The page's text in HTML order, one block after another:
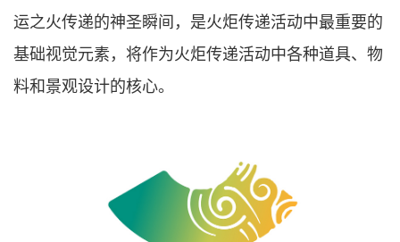
运之火传递的神圣瞬间，是火炬传递活动中最重要的
基础视觉元素，将作为火炬传递活动中各种道具、物
料和景观设计的核心。